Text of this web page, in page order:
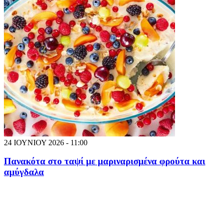
24 ΙΟΥΝΙΟΥ 2026 - 11:00
Πανακότα στο ταψί με μαριναρισμένα φρούτα και
αμύγδαλα